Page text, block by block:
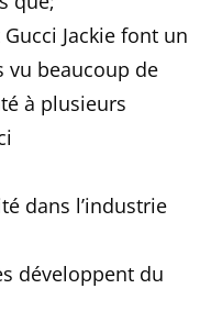
Jackie font un
vu beaucoup de
à plusieurs
dans l’industrie
développent du